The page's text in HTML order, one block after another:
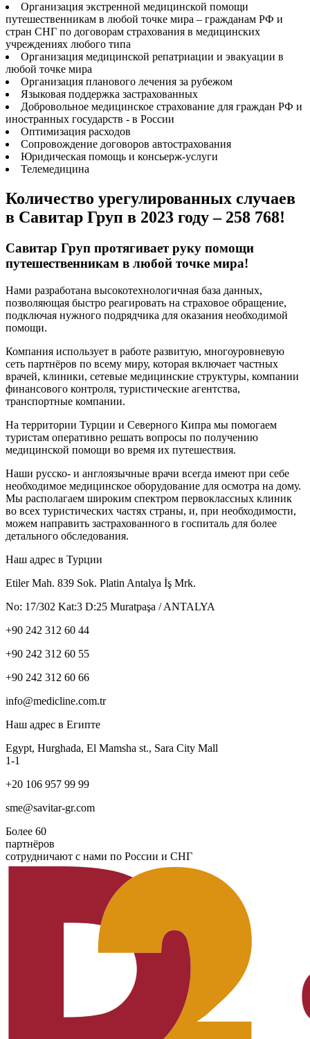
Организация экстренной медицинской помощи
путешественникам в любой точке мира – гражданам РФ и
стран СНГ по договорам страхования в медицинских
учреждениях любого типа
Организация медицинской репатриации и эвакуации в
любой точке мира
Организация планового лечения за рубежом
Языковая поддержка застрахованных
Добровольное медицинское страхование для граждан РФ и
иностранных государств - в России
Оптимизация расходов
Сопровождение договоров автострахования
Юридическая помощь и консьерж‐услуги
Телемедицина
Количество урегулированных случаев
в Савитар Груп в 2023 году – 258 768!
Савитар Груп протягивает руку помощи
путешественникам в любой точке мира!
Нами разработана высокотехнологичная база данных,
позволяющая быстро реагировать на страховое обращение,
подключая нужного подрядчика для оказания необходимой
помощи.
Компания использует в работе развитую, многоуровневую
сеть партнёров по всему миру, которая включает частных
врачей, клиники, сетевые медицинские структуры, компании
финансового контроля, туристические агентства,
транспортные компании.
На территории Турции и Северного Кипра мы помогаем
туристам оперативно решать вопросы по получению
медицинской помощи во время их путешествия.
Наши русско- и англоязычные врачи всегда имеют при себе
необходимое медицинское оборудование для осмотра на дому.
Мы располагаем широким спектром первоклассных клиник
во всех туристических частях страны, и, при необходимости,
можем направить застрахованного в госпиталь для более
детального обследования.
Наш адрес в Турции
Etiler Mah. 839 Sok. Platin Antalya İş Mrk.
No: 17/302 Kat:3 D:25 Muratpaşa / ANTALYA
+90 242 312 60 44
+90 242 312 60 55
+90 242 312 60 66
info@medicline.com.tr
Наш адрес в Египте
Egypt, Hurghada, El Mamsha st., Sara City Mall
1-1
+20 106 957 99 99
sme@savitar-gr.com
Более 60
партнёров
сотрудничают с нами по России и СНГ